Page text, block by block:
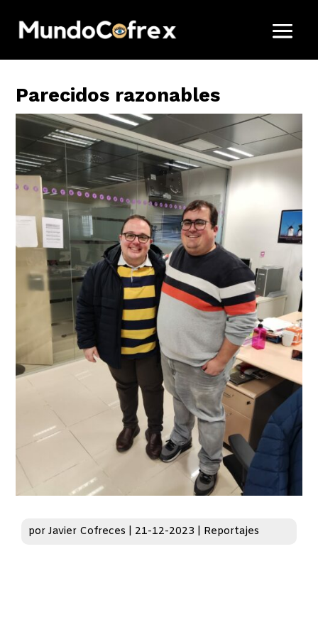
Parecidos razonables
porJavier Cofreces 21-12-2023 Reportajes